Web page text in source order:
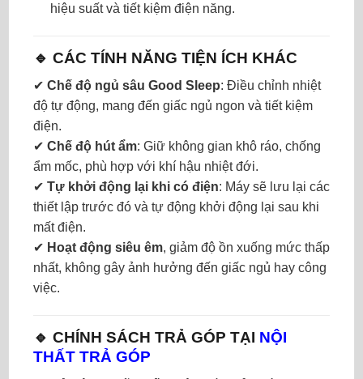
hiệu suất và tiết kiệm điện năng.
🔹 CÁC TÍNH NĂNG TIỆN ÍCH KHÁC
✔ Chế độ ngủ sâu Good Sleep: Điều chỉnh nhiệt
độ tự động, mang đến giấc ngủ ngon và tiết kiệm
điện.
✔ Chế độ hút ẩm: Giữ không gian khô ráo, chống
ẩm mốc, phù hợp với khí hậu nhiệt đới.
✔ Tự khởi động lại khi có điện: Máy sẽ lưu lại các
thiết lập trước đó và tự động khởi động lại sau khi
mất điện.
✔ Hoạt động siêu êm, giảm độ ồn xuống mức thấp
nhất, không gây ảnh hưởng đến giấc ngủ hay công
việc.
🔹 CHÍNH SÁCH TRẢ GÓP TẠI NỘI
THẤT TRẢ GÓP